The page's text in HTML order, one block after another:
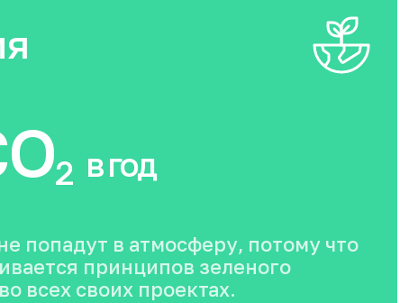
2 в год
попадут в атмосферу, потому что
принципов зеленого
всех своих проектах.